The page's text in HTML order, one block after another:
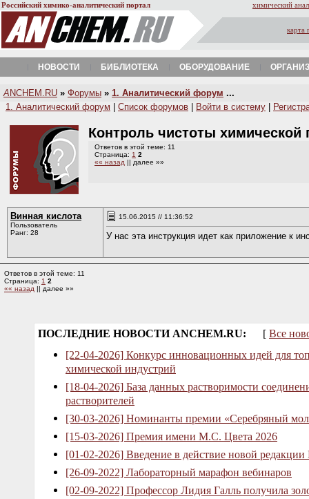
Российский химико-аналитический портал химический
карта
НОВОСТИ БИБЛИОТЕКА ОБОРУДОВАНИЕ
A NCHEM.RU » Форумы » 1. Аналитический форум ...
1. Аналитический форум
Список форумов Войти в систему
Контроль чистоты
Ответов в этой теме: 11
Страница: 1 2
«« назад || далее »»
Винная кислота
Пользователь
Ранг: 28
15.06.2015 // 11:36:52
У нас эта инструкция идет как приложение к
Ответов в этой теме: 11
Страница: 1 2
«« назад || далее »»
ПОСЛЕДНИЕ НОВОСТИ ANCHEM.RU: [ Все
[22-04-2026] Конкурс инновационных идей для
химической индустрий
[18-04-2026] База данных растворимости
растворителей
[30-03-2026] Номинанты премии «Серебряный
[15-03-2026] Премия имени М.С. Цвета 2026
[01-02-2026] Введение в действие новой
[26-09-2022] Лабораторный марафон вебинаров
[02-09-2022] Профессор Лидия Галль получила